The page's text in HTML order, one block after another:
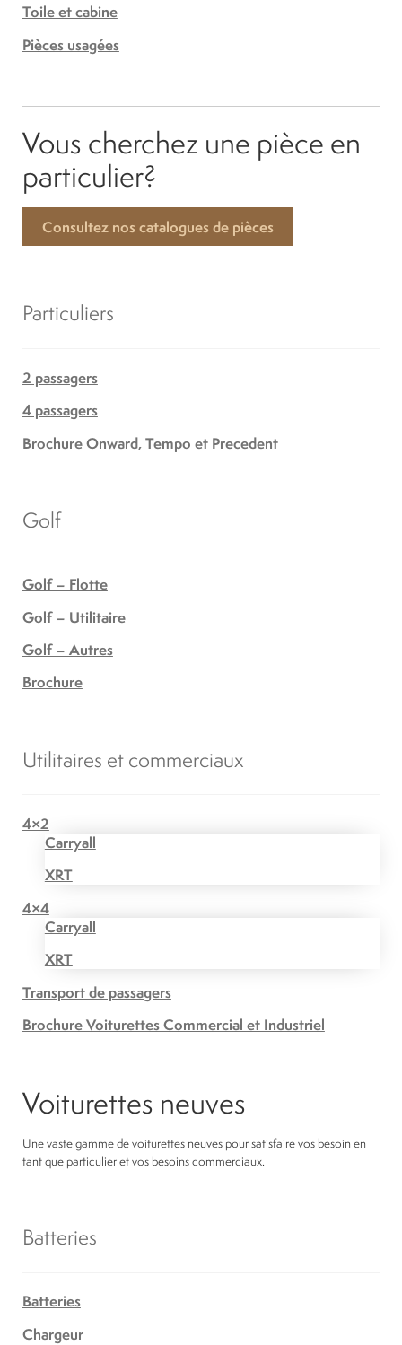
Toile et cabine
Pièces usagées
Vous cherchez une pièce en
particulier?
Consultez nos catalogues de pièces
Particuliers
2 passagers
4 passagers
Brochure Onward, Tempo et Precedent
Golf
Golf – Flotte
Golf – Utilitaire
Golf – Autres
Brochure
Utilitaires et commerciaux
4×2
Carryall
XRT
4×4
Carryall
XRT
Transport de passagers
Brochure Voiturettes Commercial et Industriel
Voiturettes neuves
Une vaste gamme de voiturettes neuves pour satisfaire vos besoin en
tant que particulier et vos besoins commerciaux.
Batteries
Batteries
Chargeur